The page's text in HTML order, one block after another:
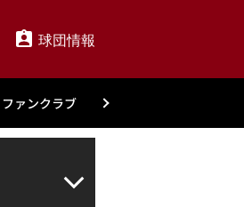
球団情報
ファンクラブ